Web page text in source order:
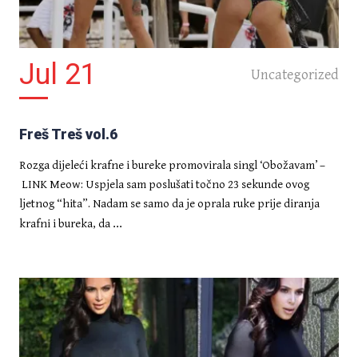
INTRIGE
Vlasnik Nokie 3310 nakon 2
godine primijetio da je izgubio
punjač
Jul 21 Uncategorized
Freš Treš vol.6
Rozga dijeleći krafne i bureke promovirala singl ‘Obožavam’ –
LINK Meow: Uspjela sam poslušati točno 23 sekunde ovog
ljetnog “hita”. Nadam se samo da je oprala ruke prije diranja
krafni i bureka, da ...